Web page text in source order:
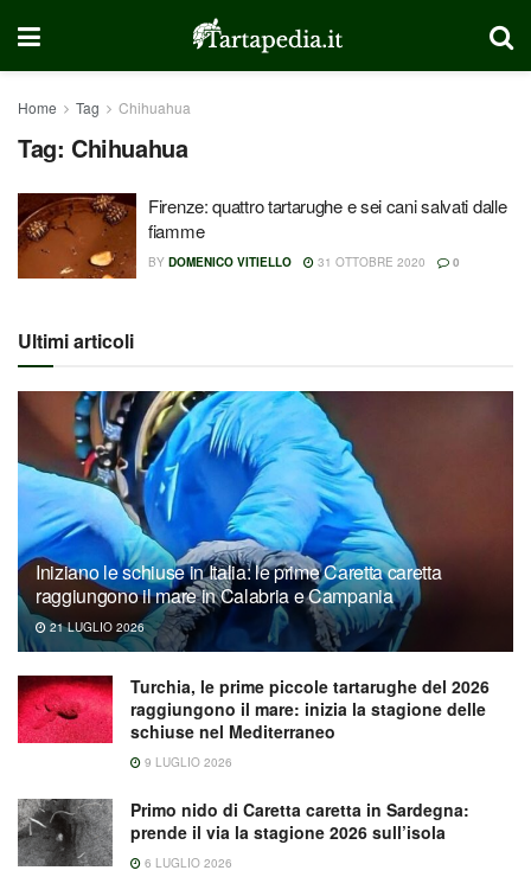
Home Tag Chihuahua
Tag: Chihuahua
Firenze: quattro tartarughe e sei cani salvati dalle
fiamme
BY DOMENICO VITIELLO 31 OTTOBRE 2020 0
Ultimi articoli
Iniziano le schiuse in Italia: le prime Caretta caretta
raggiungono il mare in Calabria e Campania
21 LUGLIO 2026
Turchia, le prime piccole tartarughe del 2026
raggiungono il mare: inizia la stagione delle
schiuse nel Mediterraneo
9 LUGLIO 2026
Primo nido di Caretta caretta in Sardegna:
prende il via la stagione 2026 sull’isola
6 LUGLIO 2026